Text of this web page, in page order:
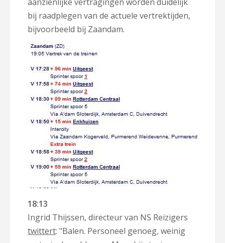
bij raadplegen van de actuele vertrektijden,
bijvoorbeeld bij Zaandam.
18:13
Ingrid Thijssen, directeur van NS Reizigers
twittert: "Balen. Personeel genoeg, weinig